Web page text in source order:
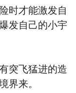
时才能激发自
发自己的小宇
突飞猛进的造
界来。